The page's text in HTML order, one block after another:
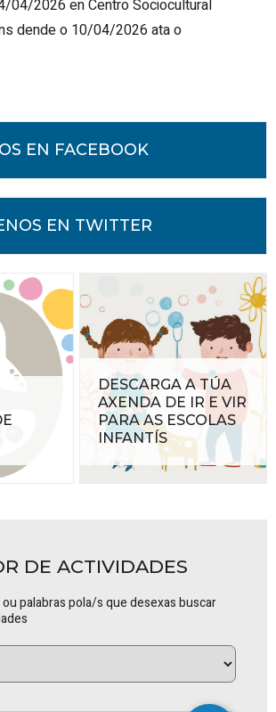
04/2026 en Centro Sociocultural
dende o 10/04/2026 ata o
EN FACEBOOK
EN TWITTER
DESCARGA A TÚA
AXENDA DE IR E VIR
PARA AS ESCOLAS
INFANTÍS
DE ACTIVIDADES
palabras pola/s que desexas buscar